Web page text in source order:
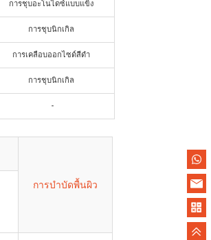
การชุบอะโนไดซ์แบบแข็ง
การชุบนิกเกิล
การเคลือบออกไซด์สีดำ
การชุบนิกเกิล
-
การบำบัดพื้นผิว